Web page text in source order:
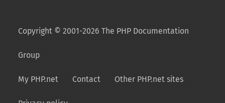
Copyright © 2001-2026 The PHP Documentation
Group
My PHP.net Contact Other PHP.net sites